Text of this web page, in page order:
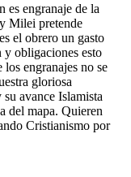
es engranaje de la
Milei pretende
el obrero un gasto
y obligaciones esto
los engranajes no se
gloriosa
avance Islamista
del mapa. Quieren
Cristianismo por